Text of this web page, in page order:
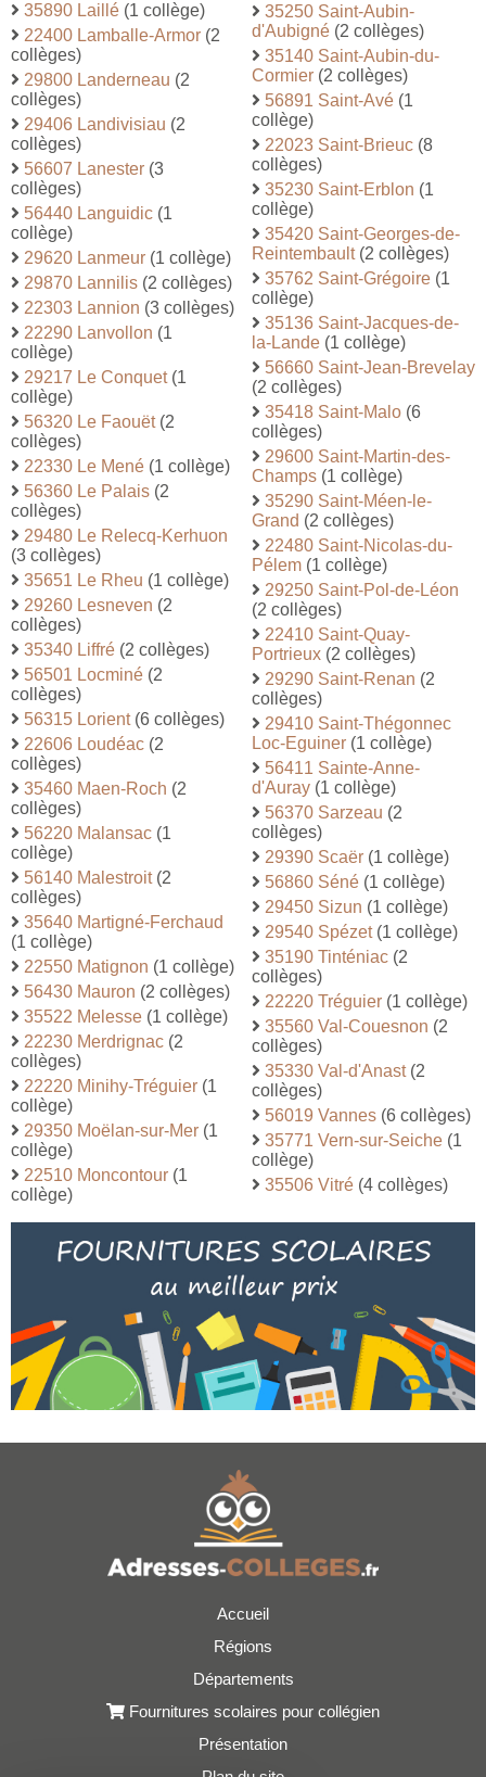
35890 Laillé (1 collège)
22400 Lamballe-Armor (2
collèges)
29800 Landerneau (2
collèges)
29406 Landivisiau (2
collèges)
56607 Lanester (3
collèges)
56440 Languidic (1
collège)
29620 Lanmeur (1 collège)
29870 Lannilis (2 collèges)
22303 Lannion (3 collèges)
22290 Lanvollon (1
collège)
29217 Le Conquet(1
collège)
56320 Le Faouët(2
collèges)
22330 Le Mené (1 collège)
56360 Le Palais (2
collèges)
29480 Le Relecq-Kerhuon
(3 collèges)
35651 Le Rheu (1 collège)
29260 Lesneven (2
collèges)
35340 Liffré (2 collèges)
56501 Locminé (2
collèges)
56315 Lorient(6 collèges)
22606 Loudéac (2
collèges)
35460 Maen-Roch (2
collèges)
56220 Malansac (1
collège)
56140 Malestroit(2
collèges)
35640 Martigné-Ferchaud
(1 collège)
22550 Matignon (1 collège)
56430 Mauron (2 collèges)
35522 Melesse (1 collège)
22230 Merdrignac (2
collèges)
22220 Minihy-Tréguier (1
collège)
29350 Moëlan-sur-Mer (1
collège)
22510 Moncontour (1
collège)
35250 Saint-Aubin-
d'Aubigné (2 collèges)
35140 Saint-Aubin-du-
Cormier (2 collèges)
56891 Saint-Avé (1
collège)
22023 Saint-Brieuc (8
collèges)
35230 Saint-Erblon (1
collège)
35420 Saint-Georges-de-
Reintembault(2 collèges)
35762 Saint-Grégoire (1
collège)
35136 Saint-Jacques-de-
la-Lande (1 collège)
56660 Saint-Jean-Brevelay
(2 collèges)
35418 Saint-Malo (6
collèges)
29600 Saint-Martin-des-
Champs (1 collège)
35290 Saint-Méen-le-
Grand (2 collèges)
22480 Saint-Nicolas-du-
Pélem (1 collège)
29250 Saint-Pol-de-Léon
(2 collèges)
22410 Saint-Quay-
Portrieux (2 collèges)
29290 Saint-Renan (2
collèges)
29410 Saint-Thégonnec
Loc-Eguiner (1 collège)
56411 Sainte-Anne-
d'Auray (1 collège)
56370 Sarzeau (2
collèges)
29390 Scaër (1 collège)
56860 Séné (1 collège)
29450 Sizun (1 collège)
29540 Spézet(1 collège)
35190 Tinténiac (2
collèges)
22220 Tréguier (1 collège)
35560 Val-Couesnon (2
collèges)
35330 Val-d'Anast(2
collèges)
56019 Vannes (6 collèges)
35771 Vern-sur-Seiche (1
collège)
35506 Vitré (4 collèges)
Accueil
Régions
Départements
Fournitures scolaires pour collégien
Présentation